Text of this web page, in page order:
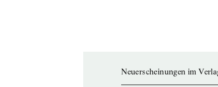
Neuerscheinungen im